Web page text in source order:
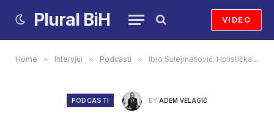
Plural BiH VIDEO
Home » Intervjui » Podcasti » Ibro Sulejmanović: Holistička medicina korisnija od klasične
PODCASTI BY ADEM VELAGIĆ